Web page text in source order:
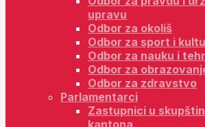
upravu
Odbor za okoliš
Odbor za sport i
Odbor za nauku i
Odbor za
Odbor za zdravstvo
Parlamentarci
Zastupnici u
kantona